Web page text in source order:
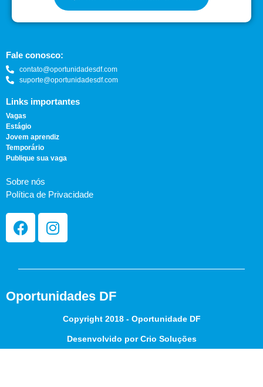
Fale conosco:
contato@oportunidadesdf.com
suporte@oportunidadesdf.com
Links importantes
Vagas
Estágio
Jovem aprendiz
Temporário
Publique sua vaga
Sobre nós
Política de Privacidade
Oportunidades DF
Copyright 2018 - Oportunidade DF
Desenvolvido por Crio Soluções